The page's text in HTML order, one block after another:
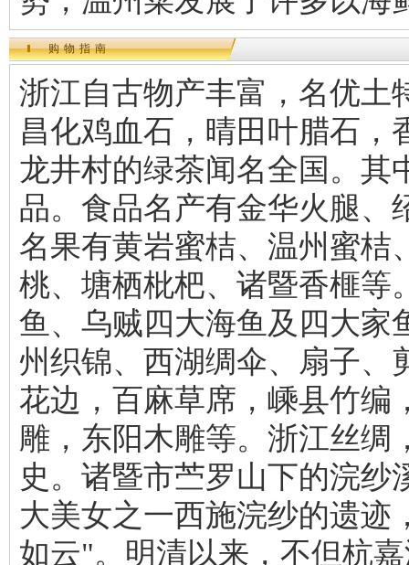
购物指南
浙江自古物产丰富，名优土
昌化鸡血石，晴田叶腊石，
龙井村的绿茶闻名全国。其
品。食品名产有金华火腿、
名果有黄岩蜜桔、温州蜜桔
桃、塘栖枇杷、诸暨香榧等
鱼、乌贼四大海鱼及四大家
州织锦、西湖绸伞、扇子、
花边，百麻草席，嵊县竹编
雕，东阳木雕等。浙江丝绸
史。诸暨市苎罗山下的浣纱
大美女之一西施浣纱的遗迹
如云"。明清以来，不但杭